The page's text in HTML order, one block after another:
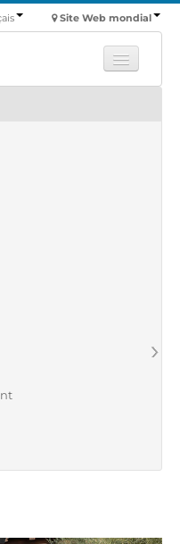
Site Web mondial